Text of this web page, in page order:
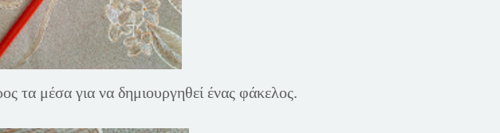
τα μέσα για να δημιουργηθεί ένας φάκελος.